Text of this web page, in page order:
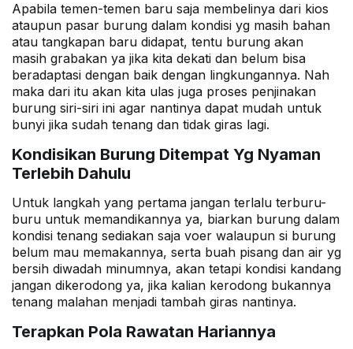
Apabila temen-temen baru saja membelinya dari kios
ataupun pasar burung dalam kondisi yg masih bahan
atau tangkapan baru didapat, tentu burung akan
masih grabakan ya jika kita dekati dan belum bisa
beradaptasi dengan baik dengan lingkungannya. Nah
maka dari itu akan kita ulas juga proses penjinakan
burung siri-siri ini agar nantinya dapat mudah untuk
bunyi jika sudah tenang dan tidak giras lagi.
Kondisikan Burung Ditempat Yg Nyaman
Terlebih Dahulu
Untuk langkah yang pertama jangan terlalu terburu-
buru untuk memandikannya ya, biarkan burung dalam
kondisi tenang sediakan saja voer walaupun si burung
belum mau memakannya, serta buah pisang dan air yg
bersih diwadah minumnya, akan tetapi kondisi kandang
jangan dikerodong ya, jika kalian kerodong bukannya
tenang malahan menjadi tambah giras nantinya.
Terapkan Pola Rawatan Hariannya